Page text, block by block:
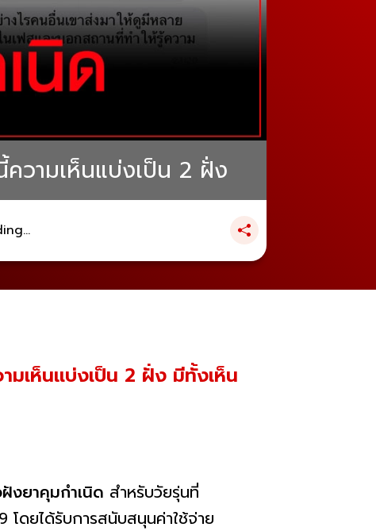
ความเห็นแบ่งเป็น 2 ฝั่ง
มเห็นแบ่งเป็น 2 ฝั่ง มีทั้งเห็น
งยาคุมกำเนิด สำหรับวัยรุ่นที่
ดยได้รับการสนับสนุนค่าใช้จ่าย